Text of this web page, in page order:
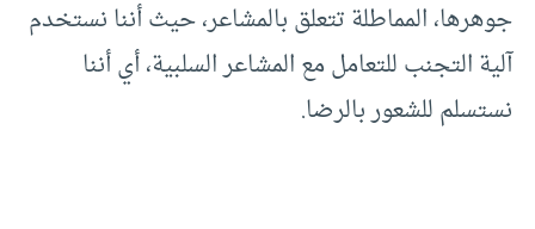
جوهرها، المماطلة تتعلق بالمشاعر، حيث أننا نستخدم
آلية التجنب للتعامل مع المشاعر السلبية، أي أننا
نستسلم للشعور بالرضا.